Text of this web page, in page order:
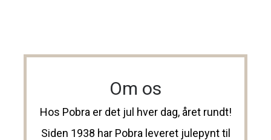
Om os
Hos Pobra er det jul hver dag, året rundt!
Siden 1938 har Pobra leveret julepynt til